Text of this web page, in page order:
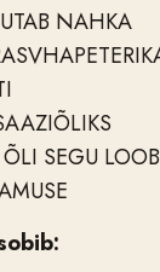
NAHKA
SEGU